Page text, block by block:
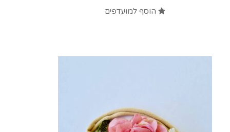
הוסף למועדפים